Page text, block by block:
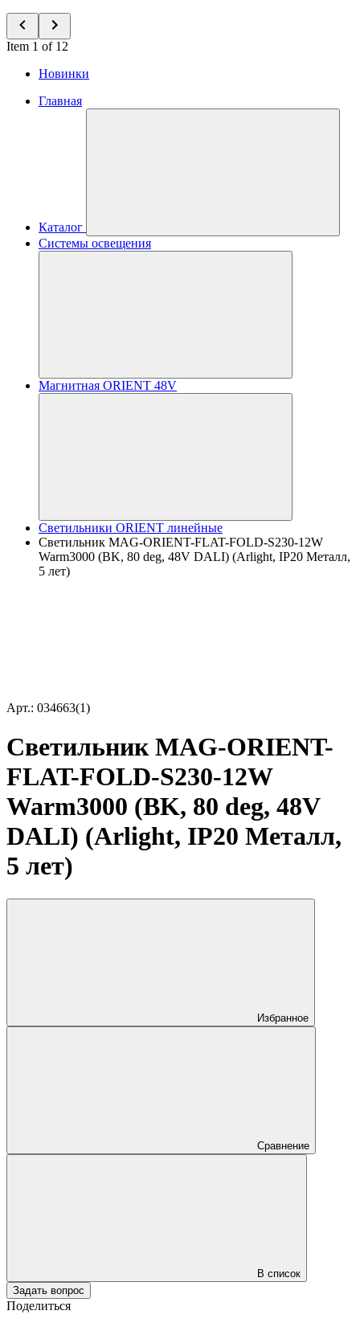
Item 1 of 12
Новинки
Главная
Каталог
Системы освещения
Магнитная ORIENT 48V
Светильники ORIENT линейные
Светильник MAG-ORIENT-FLAT-FOLD-S230-12W
Warm3000 (BK, 80 deg, 48V DALI) (Arlight, IP20 Металл,
5 лет)
Арт.: 034663(1)
Светильник MAG-ORIENT-
FLAT-FOLD-S230-12W
Warm3000 (BK, 80 deg, 48V
DALI) (Arlight, IP20 Металл,
5 лет)
Избранное
Сравнение
В список
Задать вопрос
Поделиться